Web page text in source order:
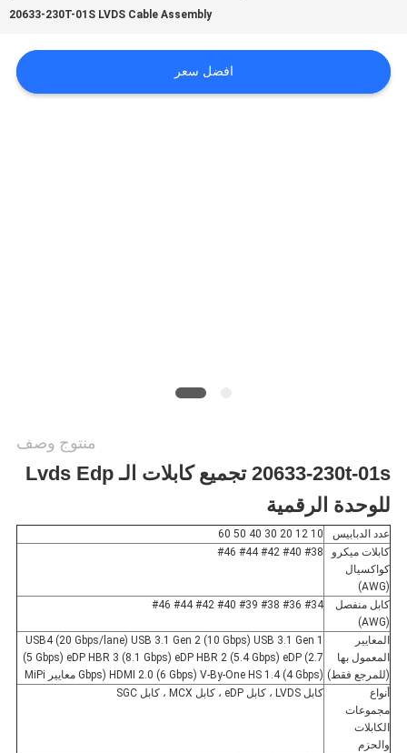
اطلب
20633-230T-01S LVDS Cable Assembly
افضل سعر
منتوج وصف
20633-230t-01s تجميع كابلات الـ Lvds Edp
للوحدة الرقمية
عدد الدبابيس
10 12 20 30 40 50 60
كابلات ميكرو
كواكسيال
(AWG)
#38 #40 #42 #44 #46
كابل منفصل
(AWG)
#34 #36 #38 #39 #40 #42 #44 #46
المعايير
المعمول بها
(للمرجع فقط)
USB4 (20 Gbps/lane) USB 3.1 Gen 2 (10 Gbps) USB 3.1 Gen 1
(5 Gbps) eDP HBR 3 (8.1 Gbps) eDP HBR 2 (5.4 Gbps) eDP (2.7
Gbps) HDMI 2.0 (6 Gbps) V-By-One HS 1.4 (4 Gbps) معايير MiPi
أنواع
مجموعات
الكابلات
والحزم
كابل LVDS ، كابل eDP ، كابل MCX ، كابل SGC